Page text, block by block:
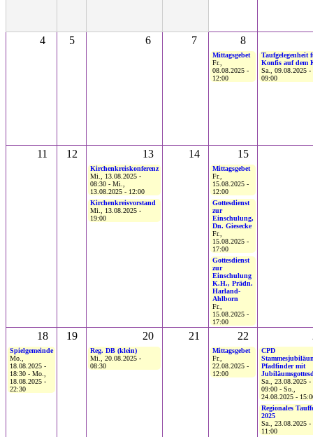
4 5 6 7 8
Mittagsgebet
Fr.,
08.08.2025 -
12:00
Taufgelegenheit
Konfis auf dem
Sa., 09.08.2025 -
09:00
11 12 13 14 15
Kirchenkreiskonferenz
Mi., 13.08.2025 -
08:30 - Mi.,
13.08.2025 - 12:00
Kirchenkreisvorstand
Mi., 13.08.2025 -
19:00
Mittagsgebet
Fr.,
15.08.2025 -
12:00
Gottesdienst
zur
Einschulung,
Dn. Giesecke
Fr.,
15.08.2025 -
17:00
Gottesdienst
zur
Einschulung
K.H., Prädn.
Harland-
Ahlborn
Fr.,
15.08.2025 -
17:00
18 19 20 21 22
Spielgemeinde
Mo.,
18.08.2025 -
18:30 - Mo.,
18.08.2025 -
22:30
Reg. DB (klein)
Mi., 20.08.2025 -
08:30
Mittagsgebet
Fr.,
22.08.2025 -
12:00
CPD
Pfadfinder mit
Sa., 23.08.2025 -
09:00 - So.,
24.08.2025 -
Regionales
2025
Sa., 23.08.2025 -
11:00